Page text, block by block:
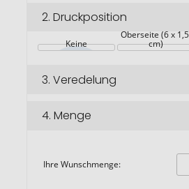
2. Druckposition
Keine
Oberseite (6 x 1,5
cm)
3. Veredelung
4. Menge
Ihre Wunschmenge: